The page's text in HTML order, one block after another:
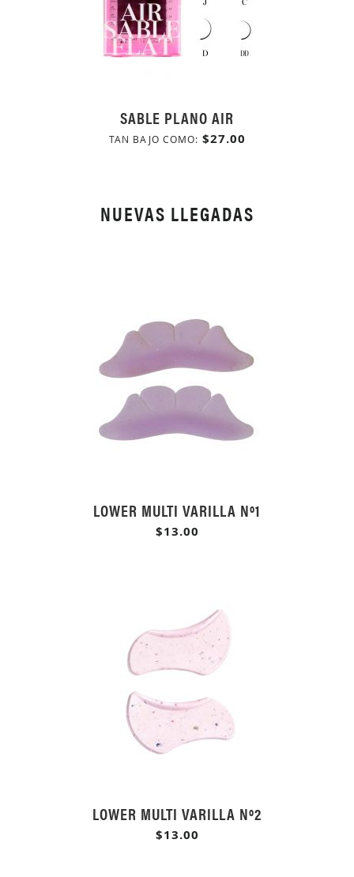
SABLE PLANO AIR
TAN BAJO COMO $27.00
NUEVAS LLEGADAS
LOWER MULTI VARILLA Nº1
$13.00
LOWER MULTI VARILLA Nº2
$13.00